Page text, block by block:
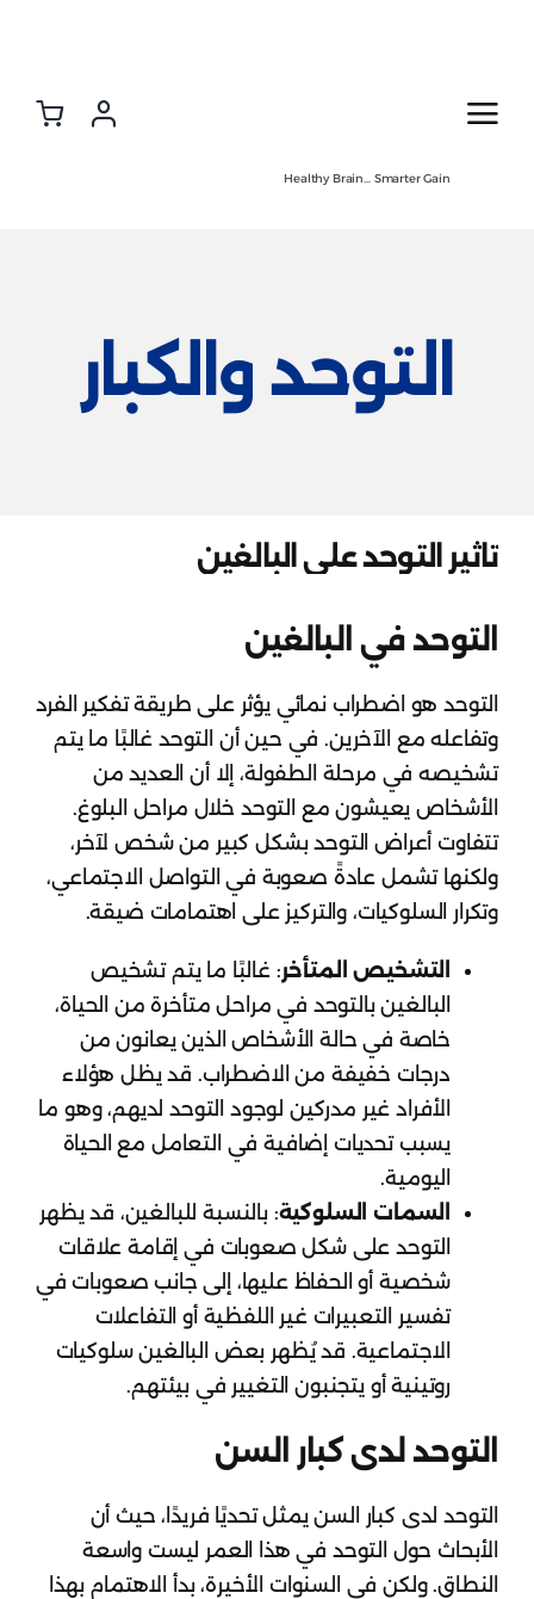
Healthy Brain… Smarter Gain
التوحد والكبار
تاثير التوحد علي البالغين
التوحد في البالغين
التوحد هو اضطراب نمائي يؤثر على طريقة تفكير الفرد
وتفاعله مع الآخرين. في حين أن التوحد غالبًا ما يتم
تشخيصه في مرحلة الطفولة، إلا أن العديد من
الأشخاص يعيشون مع التوحد خلال مراحل البلوغ.
تتفاوت أعراض التوحد بشكل كبير من شخص لآخر،
ولكنها تشمل عادةً صعوبة في التواصل الاجتماعي،
وتكرار السلوكيات، والتركيز على اهتمامات ضيقة.
التشخيص المتأخر: غالبًا ما يتم تشخيص
البالغين بالتوحد في مراحل متأخرة من الحياة،
خاصة في حالة الأشخاص الذين يعانون من
درجات خفيفة من الاضطراب. قد يظل هؤلاء
الأفراد غير مدركين لوجود التوحد لديهم، وهو ما
يسبب تحديات إضافية في التعامل مع الحياة
اليومية.
السمات السلوكية: بالنسبة للبالغين، قد يظهر
التوحد على شكل صعوبات في إقامة علاقات
شخصية أو الحفاظ عليها، إلى جانب صعوبات في
تفسير التعبيرات غير اللفظية أو التفاعلات
الاجتماعية. قد يُظهر بعض البالغين سلوكيات
روتينية أو يتجنبون التغيير في بيئتهم.
التوحد لدى كبار السن
التوحد لدى كبار السن يمثل تحديًا فريدًا، حيث أن
الأبحاث حول التوحد في هذا العمر ليست واسعة
النطاق. ولكن في السنوات الأخيرة، بدأ الاهتمام بهذا